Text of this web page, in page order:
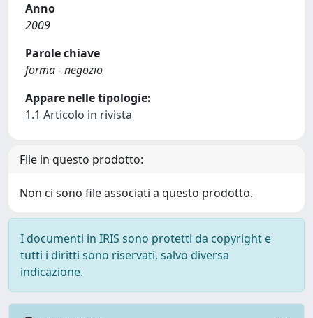
Anno
2009
Parole chiave
forma - negozio
Appare nelle tipologie:
1.1 Articolo in rivista
File in questo prodotto:
Non ci sono file associati a questo prodotto.
I documenti in IRIS sono protetti da copyright e
tutti i diritti sono riservati, salvo diversa
indicazione.